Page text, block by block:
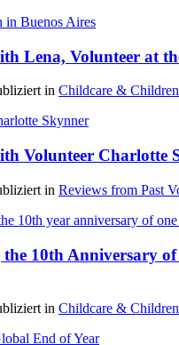
Lena, Volunteer at
in Childcare & Children
Volunteer Charlotte
in Reviews from Past
the 10th Anniversary
in Childcare & Children